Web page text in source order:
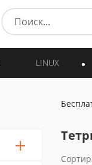
LINUX